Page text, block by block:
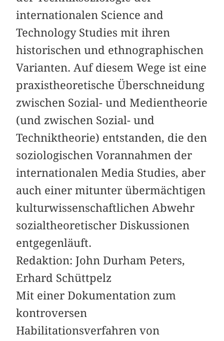
internationalen Science and
Technology Studies mit ihren
historischen und ethnographischen
Varianten. Auf diesem Wege ist eine
praxistheoretische Überschneidung
zwischen Sozial- und Medientheorie
(und zwischen Sozial- und
Techniktheorie) entstanden, die den
soziologischen Vorannahmen der
internationalen Media Studies, aber
auch einer mitunter übermächtigen
kulturwissenschaftlichen Abwehr
sozialtheoretischer Diskussionen
entgegenläuft.
Redaktion: John Durham Peters,
Erhard Schüttpelz
Mit einer Dokumentation zum
kontroversen
Habilitationsverfahren von